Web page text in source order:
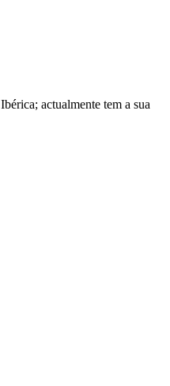
actualmente tem a sua